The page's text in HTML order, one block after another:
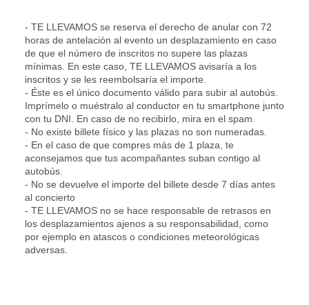
- TE LLEVAMOS se reserva el derecho de anular con 72
horas de antelación al evento un desplazamiento en caso
de que el número de inscritos no supere las plazas
mínimas. En este caso, TE LLEVAMOS avisaría a los
inscritos y se les reembolsaría el importe.
- Éste es el único documento válido para subir al autobús.
Imprímelo o muéstralo al conductor en tu smartphone junto
con tu DNI. En caso de no recibirlo, mira en el spam.
- No existe billete físico y las plazas no son numeradas.
- En el caso de que compres más de 1 plaza, te
aconsejamos que tus acompañantes suban contigo al
autobús.
- No se devuelve el importe del billete desde 7 días antes
al concierto
- TE LLEVAMOS no se hace responsable de retrasos en
los desplazamientos ajenos a su responsabilidad, como
por ejemplo en atascos o condiciones meteorológicas
adversas.